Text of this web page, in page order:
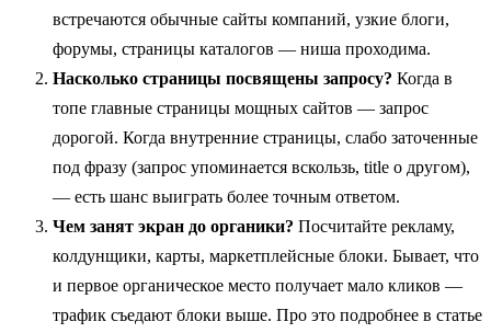
встречаются обычные сайты компаний, узкие блоги,
форумы, страницы каталогов — ниша проходима.
Насколько страницы посвящены запросу? Когда в
топе главные страницы мощных сайтов — запрос
дорогой. Когда внутренние страницы, слабо заточенные
под фразу (запрос упоминается вскользь, title о другом),
— есть шанс выиграть более точным ответом.
Чем занят экран до органики? Посчитайте рекламу,
колдунщики, карты, маркетплейсные блоки. Бывает, что
и первое органическое место получает мало кликов —
трафик съедают блоки выше. Про это подробнее в статье